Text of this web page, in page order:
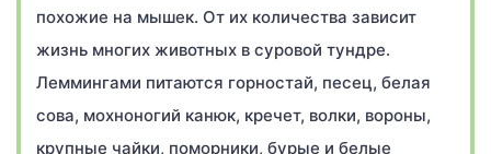
похожие на мышек. От их количества зависит
жизнь многих животных в суровой тундре.
Леммингами питаются горностай, песец, белая
сова, мохноногий канюк, кречет, волки, вороны,
крупные чайки, поморники, бурые и белые